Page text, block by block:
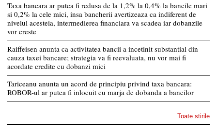
Taxa bancara ar putea fi redusa de la 1,2% la 0,4% la bancile mari
si 0,2% la cele mici, insa bancherii avertizeaza ca indiferent de
nivelul acesteia, intermedierea financiara va scadea iar dobanzile
vor creste
Raiffeisen anunta ca activitatea bancii a incetinit substantial din
cauza taxei bancare; strategia va fi reevaluata, nu vor mai fi
acordate credite cu dobanzi mici
Tariceanu anunta un acord de principiu privind taxa bancara:
ROBOR-ul ar putea fi inlocuit cu marja de dobanda a bancilor
Toate stirile